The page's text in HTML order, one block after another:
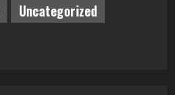
Uncategorized